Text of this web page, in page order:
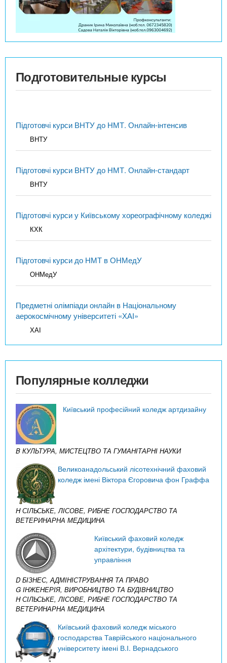
Подготовительные курсы
Підготовчі курси ВНТУ до НМТ. Онлайн-інтенсив
ВНТУ
Підготовчі курси ВНТУ до НМТ. Онлайн-стандарт
ВНТУ
Підготовчі курси у Київському хореографічному коледжі
КХК
Підготовчі курси до НМТ в ОНМедУ
ОНМедУ
Предметні олімпіади онлайн в Національному
аерокосмічному університеті «ХАІ»
ХАІ
Популярные колледжи
Київський професійний коледж артдизайну
B КУЛЬТУРА, МИСТЕЦТВО ТА ГУМАНІТАРНІ НАУКИ
Великоанадольський лісотехнічний фаховий
коледж імені Віктора Єгоровича фон Граффа
H СІЛЬСЬКЕ, ЛІСОВЕ, РИБНЕ ГОСПОДАРСТВО ТА
ВЕТЕРИНАРНА МЕДИЦИНА
Київський фаховий коледж
архітектури, будівництва та
управління
D БІЗНЕС, АДМІНІСТРУВАННЯ ТА ПРАВО
G ІНЖЕНЕРІЯ, ВИРОБНИЦТВО ТА БУДІВНИЦТВО
H СІЛЬСЬКЕ, ЛІСОВЕ, РИБНЕ ГОСПОДАРСТВО ТА
ВЕТЕРИНАРНА МЕДИЦИНА
Київський фаховий коледж міського
господарства Таврійського національного
університету імені В.І. Вернадського